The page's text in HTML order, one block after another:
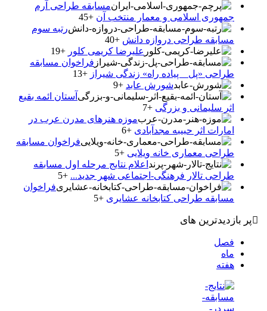
مسابقه طراحی آرم
جمهوری اسلامی و معمار منتخب آن
+45
رتبه سوم
مسابقه طراحی دروازه دانش +40
علیرضا کریمی کلور +19
فراخوان مسابقه
طراحی «پل _ پیاده راه» زندگی شیراز +13
شورش عابد +9
آستان ائمه بقیع
اثر سلیمانی و بزرگی +7
موزه هنرهای مدرن عرب در
امارات اثر حبیبه مجدآبادی +6
فراخوان مسابقه
طراحی معماری خانه ویلایی +5
اعلام نتایج مرحله اول مسابقه
طراحی تالار فرهنگی-اجتماعی شهر جدید... +5
فراخوان
مسابقه طراحی کتابخانه عشایری +5
پر بازدیدترین های
فصل
ماه
هفته